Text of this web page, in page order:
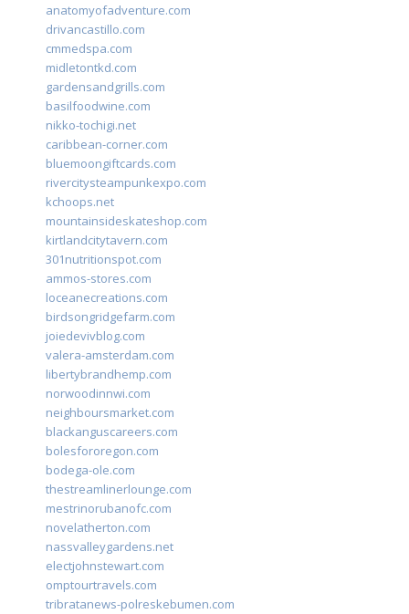
anatomyofadventure.com
drivancastillo.com
cmmedspa.com
midletontkd.com
gardensandgrills.com
basilfoodwine.com
nikko-tochigi.net
caribbean-corner.com
bluemoongiftcards.com
rivercitysteampunkexpo.com
kchoops.net
mountainsideskateshop.com
kirtlandcitytavern.com
301nutritionspot.com
ammos-stores.com
loceanecreations.com
birdsongridgefarm.com
joiedevivblog.com
valera-amsterdam.com
libertybrandhemp.com
norwoodinnwi.com
neighboursmarket.com
blackanguscareers.com
bolesfororegon.com
bodega-ole.com
thestreamlinerlounge.com
mestrinorubanofc.com
novelatherton.com
nassvalleygardens.net
electjohnstewart.com
omptourtravels.com
tribratanews-polreskebumen.com